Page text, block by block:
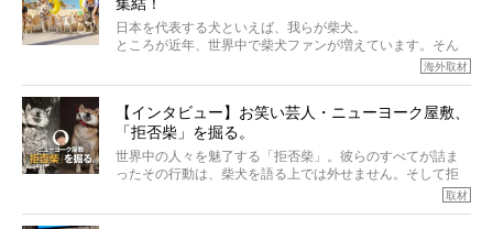
なりにくい、とは言えないような気もするのです。
実際に「病気にならない」などということはないし、飼い
主はそのためにやるべきことがある。
今回は、柴犬に関わる方たちすべてに読んで欲しい、ある
ご本人からのレポートは、愛情たっぷりで示唆に富んだ物
語でした。
※文章はご本人の了承を得て編集しています
※画像はすべてイメージです
※この記事は個人の感想であり、効果・効能を示すものではありません
日本を代表する犬といえば、我らが柴犬。
ところが近年、世界中で柴犬ファンが増えています。そん
な中「柴犬ライフ」が目をつけたのは、南の楽園ハワイ。
柴犬オーナーが多く、定期的にオフ会まで開催されている
そんな噂を聞きつけ、今回はハワイの柴犬たちを取材して
きました！
海外取材
【インタビュー】お笑い芸人・ニューヨーク屋敷、
「拒否柴」を掘る。
世界中の人々を魅了する「拒否柴」。彼らのすべてが詰ま
ったその行動は、柴犬を語る上では外せません。そして拒
否柴がここまで話題になるのは、“映える”ことも理由のひと
取材